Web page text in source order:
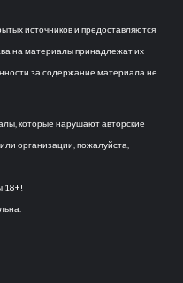
источников и предоставляются
на материалы принадлежат их
за содержание материала не
которые нарушают авторские
организации, пожалуйста,
18+!